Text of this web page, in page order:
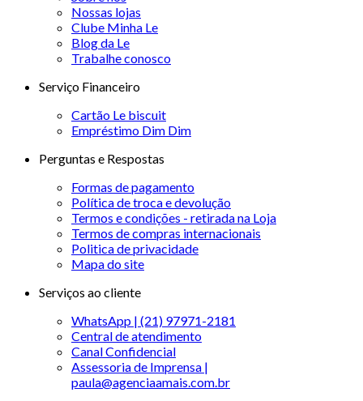
Nossas lojas
Clube Minha Le
Blog da Le
Trabalhe conosco
Serviço Financeiro
Cartão Le biscuit
Empréstimo Dim Dim
Perguntas e Respostas
Formas de pagamento
Política de troca e devolução
Termos e condições - retirada na Loja
Termos de compras internacionais
Politica de privacidade
Mapa do site
Serviços ao cliente
WhatsApp | (21) 97971-2181
Central de atendimento
Canal Confidencial
Assessoria de Imprensa |
paula@agenciaamais.com.br